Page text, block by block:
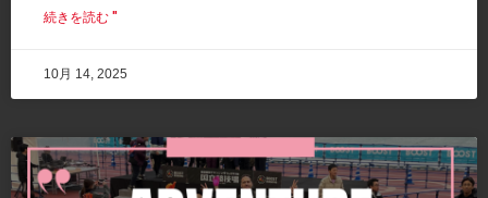
続きを読む "
10月 14, 2025